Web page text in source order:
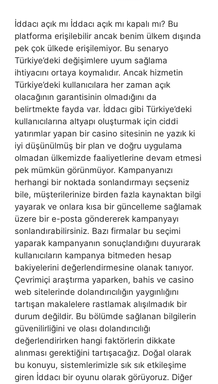
İddacı açık mı İddacı açık mı kapalı mı? Bu
platforma erişilebilir ancak benim ülkem dışında
pek çok ülkede erişilemiyor. Bu senaryo
Türkiye’deki değişimlere uyum sağlama
ihtiyacını ortaya koymalıdır. Ancak hizmetin
Türkiye’deki kullanıcılara her zaman açık
olacağının garantisinin olmadığını da
belirtmekte fayda var. İddacı gibi Türkiye’deki
kullanıcılarına altyapı oluşturmak için ciddi
yatırımlar yapan bir casino sitesinin ne yazık ki
iyi düşünülmüş bir plan ve doğru uygulama
olmadan ülkemizde faaliyetlerine devam etmesi
pek mümkün görünmüyor. Kampanyanızı
herhangi bir noktada sonlandırmayı seçseniz
bile, müşterilerinize birden fazla kaynaktan bilgi
yayarak ve onlara kısa bir güncelleme sağlamak
üzere bir e-posta göndererek kampanyayı
sonlandırabilirsiniz. Bazı firmalar bu seçimi
yaparak kampanyanın sonuçlandığını duyurarak
kullanıcıların kampanya bitmeden hesap
bakiyelerini değerlendirmesine olanak tanıyor.
Çevrimiçi araştırma yaparken, bahis ve casino
web sitelerinde dolandırıcılığın yaygınlığını
tartışan makalelere rastlamak alışılmadık bir
durum değildir. Bu bölümde sağlanan bilgilerin
güvenilirliğini ve olası dolandırıcılığı
değerlendirirken hangi faktörlerin dikkate
alınması gerektiğini tartışacağız. Doğal olarak
bu konuyu, sistemlerimizle sık sık etkileşime
giren İddacı bir oyunu olarak görüyoruz. Diğer